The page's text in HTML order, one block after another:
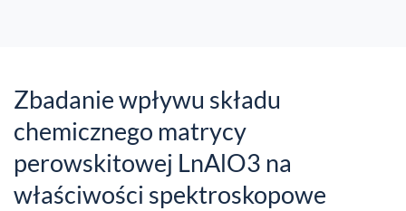
Zbadanie wpływu składu
chemicznego matrycy
perowskitowej LnAlO3 na
właściwości spektroskopowe